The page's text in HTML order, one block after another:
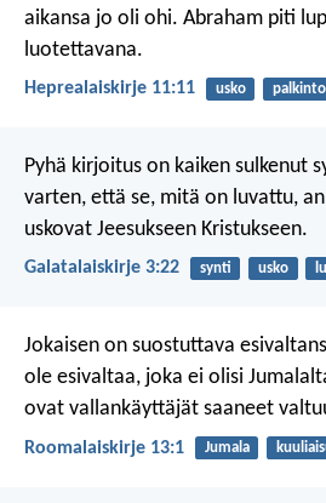
aikansa jo oli ohi. Abraham piti
luotettavana.
Heprealaiskirje 11:11 usko palkinto
Pyhä kirjoitus on kaiken sulkenut
varten, että se, mitä on luvattu,
uskovat Jeesukseen Kristukseen.
Galatalaiskirje 3:22 synti usko
Jokaisen on suostuttava
ole esivaltaa, joka ei olisi
ovat vallankäyttäjät saaneet
Roomalaiskirje 13:1 Jumala